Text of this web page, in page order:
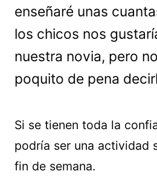
enseñaré unas
los chicos nos
nuestra novia, pero
poquito de pena
Si se tienen toda la
podría ser una actividad
fin de semana.